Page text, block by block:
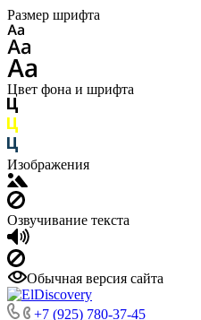
Размер шрифта
Цвет фона и шрифта
Изображения
Озвучивание текста
Обычная версия сайта
+7 (925) 780-37-45